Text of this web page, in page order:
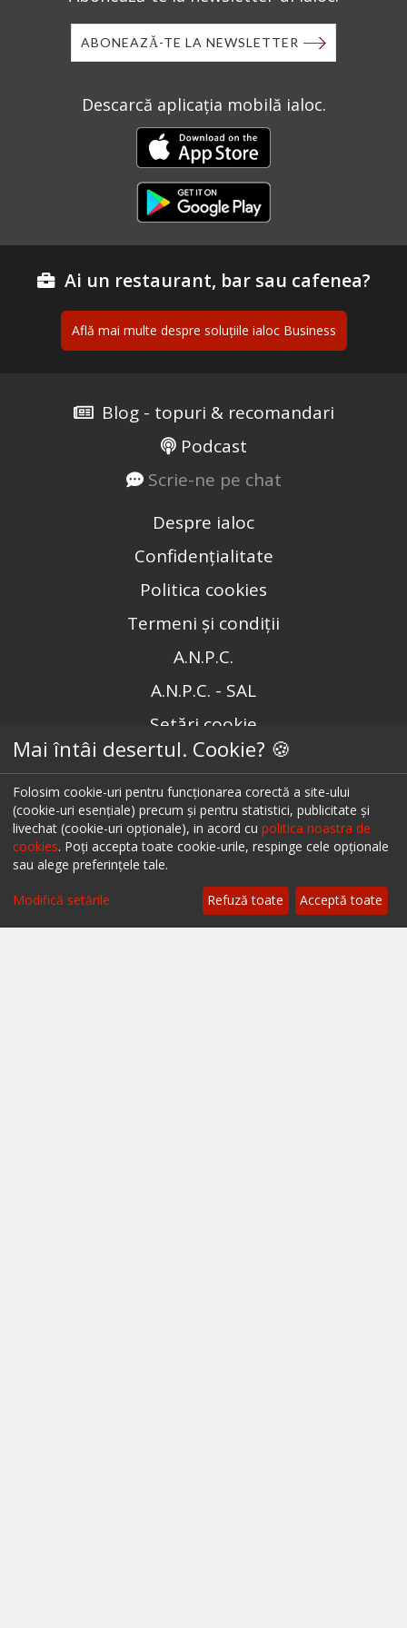
ABONEAZĂ-TE LA NEWSLETTER
Descarcă aplicația mobilă ialoc.
Ai un restaurant, bar sau cafenea?
Află mai multe despre soluțiile ialoc Business
Blog - topuri & recomandari
Podcast
Scrie-ne pe chat
Despre ialoc
Confidențialitate
Politica cookies
Termeni și condiții
A.N.P.C.
A.N.P.C. - SAL
Setări cookie
Restaurante Cluj
Restaurante Timișoara
Restaurante Brașov
Restaurante Iași
Restaurante Sibiu
Mai întâi desertul. Cookie? 🍪
Folosim cookie-uri pentru funcționarea corectă a site-ului
(cookie-uri esențiale) precum și pentru statistici, publicitate și
livechat (cookie-uri opționale), in acord cu politica noastra de
cookies. Poți accepta toate cookie-urile, respinge cele opționale
sau alege preferințele tale.
Modifică setările Refuză toate Acceptă toate